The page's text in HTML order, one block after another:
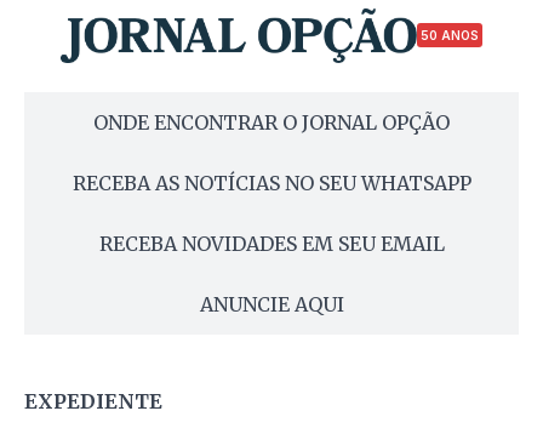
50 ANOS
ONDE ENCONTRAR O JORNAL OPÇÃO
RECEBA AS NOTÍCIAS NO SEU WHATSAPP
RECEBA NOVIDADES EM SEU EMAIL
ANUNCIE AQUI
EXPEDIENTE